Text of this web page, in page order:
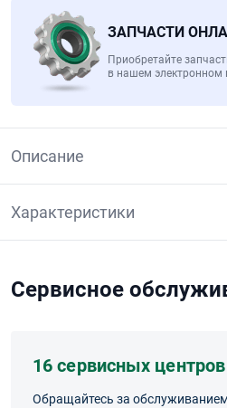
ЗАПЧАСТИ
Приобретайте
в нашем электронном
Описание
Характеристики
Сервисное
16 сервисных центров
Обращайтесь за